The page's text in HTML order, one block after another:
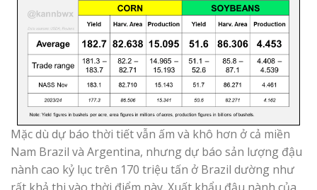
Mặc dù dự báo thời tiết vẫn ấm và khô hơn ở cả miền
Nam Brazil và Argentina, nhưng dự báo sản lượng đậu
nành cao kỷ lục trên 170 triệu tấn ở Brazil dường như